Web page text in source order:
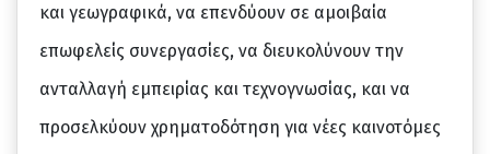
και γεωγραφικά, να επενδύουν σε αμοιβαία
επωφελείς συνεργασίες, να διευκολύνουν την
ανταλλαγή εμπειρίας και τεχνογνωσίας, και να
προσελκύουν χρηματοδότηση για νέες καινοτόμες